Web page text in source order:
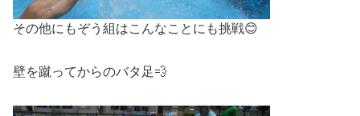
その他にもぞう組はこんなことにも挑戦😊
壁を蹴ってからのバタ足💨